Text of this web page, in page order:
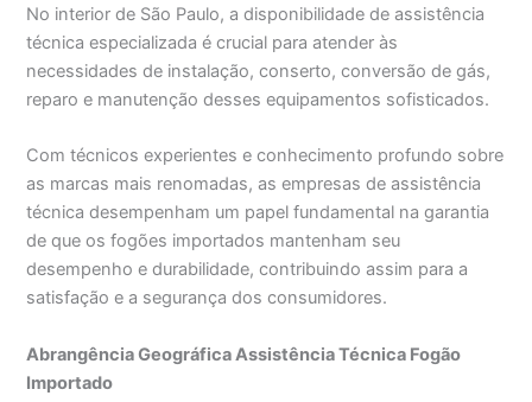
No interior de São Paulo, a disponibilidade de assistência
técnica especializada é crucial para atender às
necessidades de instalação, conserto, conversão de gás,
reparo e manutenção desses equipamentos sofisticados.
Com técnicos experientes e conhecimento profundo sobre
as marcas mais renomadas, as empresas de assistência
técnica desempenham um papel fundamental na garantia
de que os fogões importados mantenham seu
desempenho e durabilidade, contribuindo assim para a
satisfação e a segurança dos consumidores.
Abrangência Geográfica Assistência Técnica Fogão
Importado